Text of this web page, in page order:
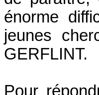
énorme
jeunes
GERFLINT.
Pour